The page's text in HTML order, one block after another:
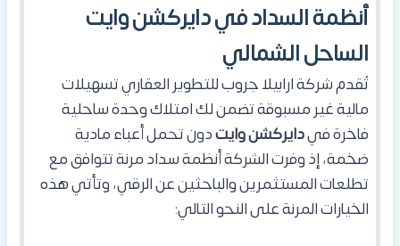
أنظمة السداد في دايركشن وايت
الساحل الشمالي
تُقدم شركة ارابيلا جروب للتطوير العقاري تسهيلات
مالية غير مسبوقة تضمن لك امتلاك وحدة ساحلية
فاخرة فيدايركشن وايتدون تحمل أعباء مادية
ضخمة، إذ وفرت الشركة أنظمة سداد مرنة تتوافق مع
تطلعات المستثمرين والباحثين عن الرقي، وتأتي هذه
الخيارات المرنة على النحو التالي: